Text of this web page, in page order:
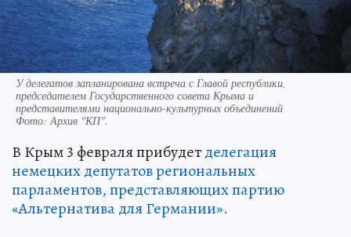
У делегатов запланирована встреча с Главой республики,
председателем Государственного совета Крыма и
представителями национально-культурных объединений
Фото:Архив "КП".
В Крым 3 февраля прибудетделегация
немецких депутатов региональных
парламентов, представляющих партию
«Альтернатива для Германии».